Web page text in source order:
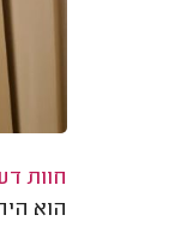
חוות
הוא